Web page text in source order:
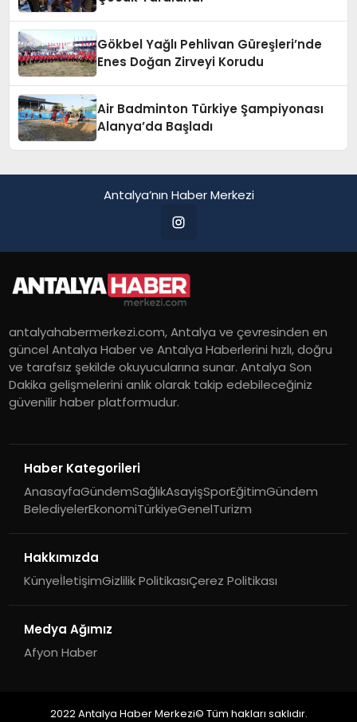
Gökbel Yağlı Pehlivan Güreşleri’nde
Enes Doğan Zirveyi Korudu
Air Badminton Türkiye Şampiyonası
Alanya’da Başladı
Antalya’nın Haber Merkezi
antalyahabermerkezi.com, Antalya ve çevresinden en
güncel Antalya Haber ve Antalya Haberlerini hızlı, doğru
ve tarafsız şekilde okuyucularına sunar. Antalya Son
Dakika gelişmelerini anlık olarak takip edebileceğiniz
güvenilir haber platformudur.
Haber Kategorileri
AnasayfaGündemSağlıkAsayişSporEğitimGündem
BelediyelerEkonomiTürkiyeGenelTurizm
Hakkımızda
KünyeİletişimGizlilik PolitikasıÇerez Politikası
Medya Ağımız
Afyon Haber
2022 Antalya Haber Merkezi© Tüm hakları saklıdır.